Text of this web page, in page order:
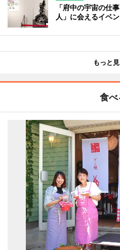
「府中の宇宙の仕
人」に会えるイベ
もっと
食べ